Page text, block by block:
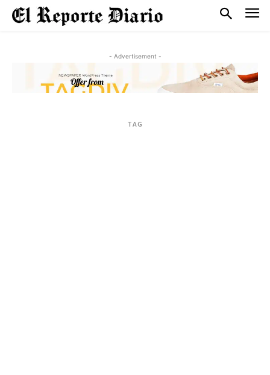
- Advertisement -
TAG